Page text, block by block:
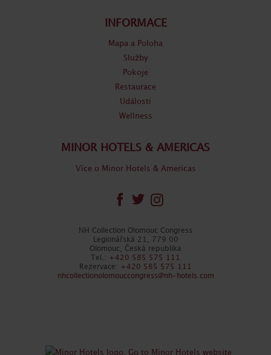
INFORMACE
Mapa a Poloha
Služby
Pokoje
Restaurace
Události
Wellness
MINOR HOTELS & AMERICAS
Více o Minor Hotels & Americas
NH Collection Olomouc Congress
Legionářská 21, 779 00
Olomouc, Česká republika
Tel.: +420 585 575 111
Rezervace: +420 585 575 111
nhcollectionolomouccongress@nh-hotels.com